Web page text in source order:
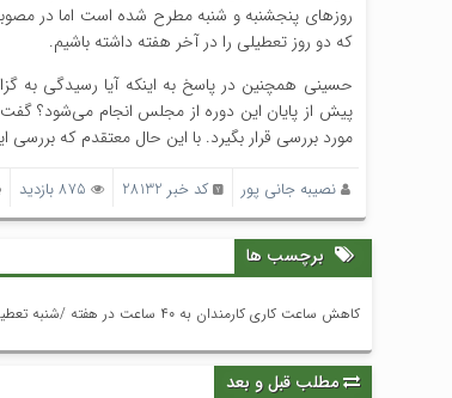
روزهای پنجشنبه و شنبه مطرح شده است اما در
که دو روز تعطیلی را در آخر هفته داشته باشیم.
پیش از پایان این دوره از مجلس انجام می‌شود؟
مورد بررسی قرار بگیرد. با این حال معتقدم که
نصیبه جانی پور کد خبر 28132
برچسب ها
کاهش ساعت کاری کارمندان به ۴۰ ساعت در هفته /شنبه تعطیل می شود یا پنج شنبه؟
مطلب قبل و بعد